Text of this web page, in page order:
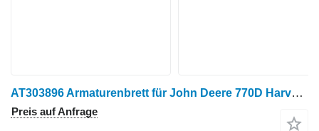
AT303896 Armaturenbrett für John Deere 770D Harvester
Preis auf Anfrage